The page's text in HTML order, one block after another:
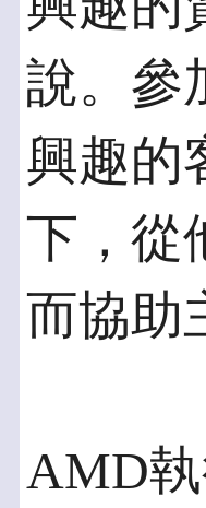
說。參
興趣的
下，從
而協助
AMD